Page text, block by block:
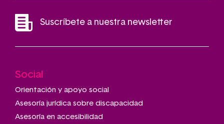
Suscríbete a nuestra newsletter
Main
navigation
Social
Orientación y apoyo social
Asesoría jurídica sobre discapacidad
Asesoría en accesibilidad